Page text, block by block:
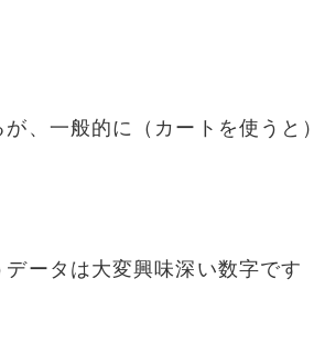
、一般的に（カートを使うと）
ータは大変興味深い数字です